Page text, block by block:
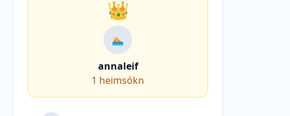
👑
🏊
annaleif
1 heimsókn